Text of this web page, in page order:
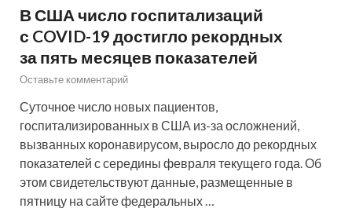
В США число госпитализаций
с COVID-19 достигло рекордных
за пять месяцев показателей
Оставьте комментарий
Суточное число новых пациентов,
госпитализированных в США из-за осложнений,
вызванных коронавирусом, выросло до рекордных
показателей с середины февраля текущего года. Об
этом свидетельствуют данные, размещенные в
пятницу на сайте федеральных …